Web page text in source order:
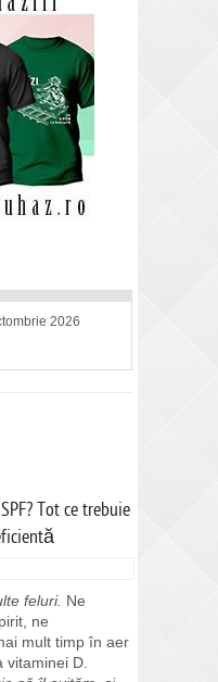
2026
Tot ce trebuie
feluri. Ne
ne
mult timp în aer
vitaminei D.